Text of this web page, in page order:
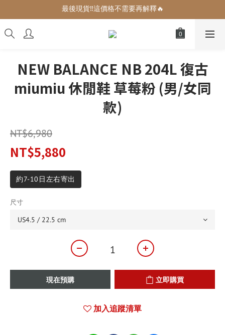
增加生活儀式感的小可愛們🎀
最後現貨‼️這價格不需要再解釋🔥
NEW BALANCE NB 204L 復古
miumiu 休閒鞋 草莓粉 (男/女同
款)
NT$6,980
NT$5,880
約7-10日左右寄出
尺寸
現在預購 立即購買
加入追蹤清單